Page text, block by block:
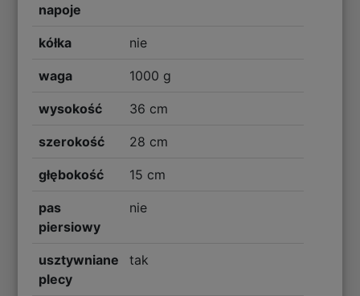
napoje
kółka nie
waga 1000 g
wysokość 36 cm
szerokość 28 cm
głębokość 15 cm
pas
piersiowy
nie
usztywniane
plecy
tak